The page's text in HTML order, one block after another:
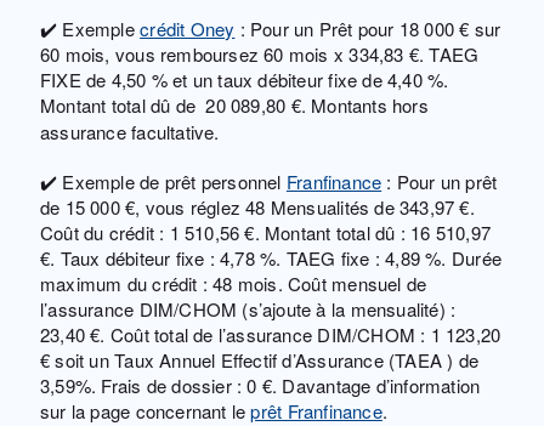
✔️ Exemplecrédit Oney : Pour un Prêt pour 18 000 € sur
60 mois, vous remboursez 60 mois x 334,83 €. TAEG
FIXE de 4,50 % et un taux débiteur fixe de 4,40 %.
Montant total dû de 20 089,80 €. Montants hors
assurance facultative.
✔️ Exemple de prêt personnel Franfinance : Pour un prêt
de 15 000 €, vous réglez 48 Mensualités de 343,97 €.
Coût du crédit : 1 510,56 €. Montant total dû : 16 510,97
€. Taux débiteur fixe : 4,78 %. TAEG fixe : 4,89 %. Durée
maximum du crédit : 48 mois. Coût mensuel de
l’assurance DIM/CHOM (s’ajoute à la mensualité) :
23,40 €. Coût total de l’assurance DIM/CHOM : 1 123,20
€ soit un Taux Annuel Effectif d’Assurance (TAEA ) de
3,59%. Frais de dossier : 0 €. Davantage d’information
sur la page concernant leprêt Franfinance.